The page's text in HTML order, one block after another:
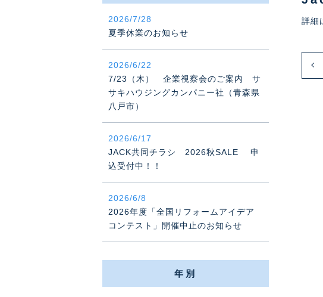
詳細
2026/7/28
夏季休業のお知らせ
2026/6/22
7/23（木） 企業視察会のご案内 サ
サキハウジングカンパニー社（青森県
八戸市）
2026/6/17
JACK共同チラシ 2026秋SALE 申
込受付中！！
2026/6/8
2026年度「全国リフォームアイデア
コンテスト」開催中止のお知らせ
年別